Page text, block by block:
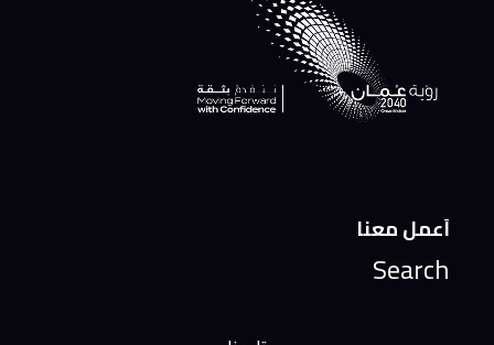
أعمل معنا
Search